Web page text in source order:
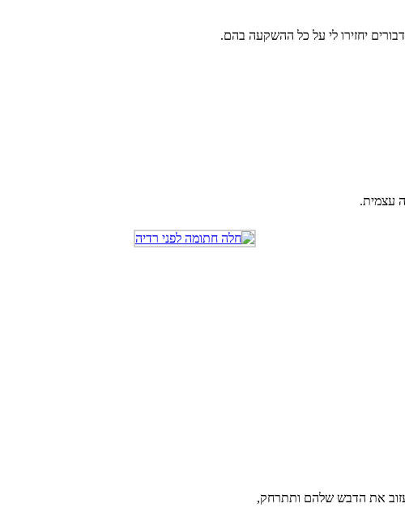
יחזירו לי על כל ההשקעה בהם.
עצמית.
את הדבש שלהם ותתרחק,